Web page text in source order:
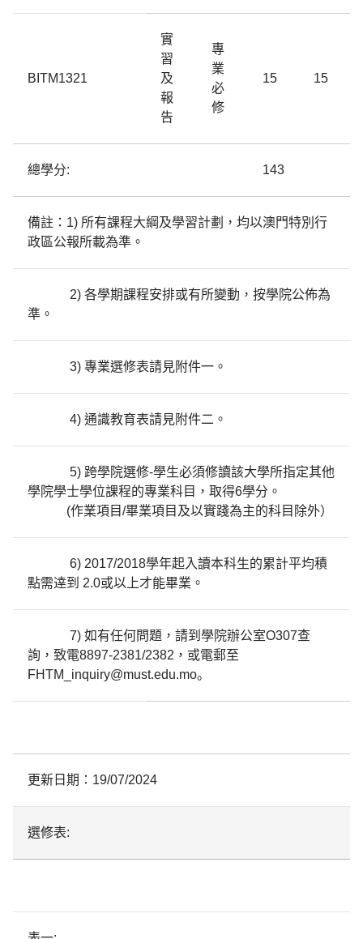
BITM1321
實
習
及
報
告
專
業
必
修
15 15
總學分: 143
備註：1) 所有課程大綱及學習計劃，均以澳門特別行
政區公報所載為準。
2) 各學期課程安排或有所變動，按學院公佈為
準。
3) 專業選修表請見附件一。
4) 通識教育表請見附件二。
5) 跨學院選修-學生必須修讀該大學所指定其他
學院學士學位課程的專業科目，取得6學分。
(作業項目/畢業項目及以實踐為主的科目除外）
6) 2017/2018學年起入讀本科生的累計平均積
點需逹到 2.0或以上才能畢業。
7) 如有任何問題，請到學院辦公室O307查
詢，致電8897-2381/2382，或電郵至
FHTM_inquiry@must.edu.mo。
更新日期：19/07/2024
選修表: